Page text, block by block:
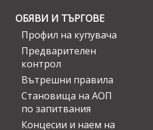
ОБЯВИ И ТЪРГОВЕ
Профил на купувача
Предварителен
контрол
Вътрешни правила
Становища на АОП
по запитвания
Концесии и наем на